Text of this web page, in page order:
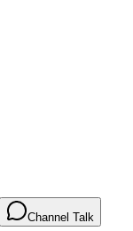
Channel Talk